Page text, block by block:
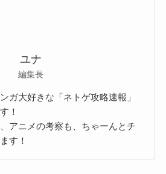
ユナ
編集長
ガ大好きな「ネトゲ攻略速報」
！
アニメの考察も、ちゃーんとチ
す！